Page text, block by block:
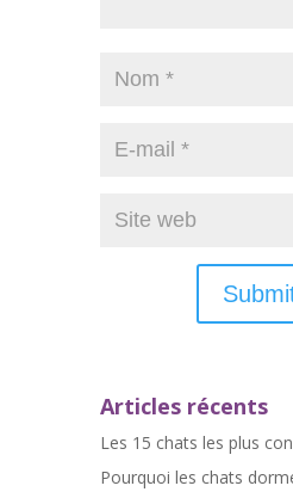
Articles récents
Les 15 chats les plus
Pourquoi les chats